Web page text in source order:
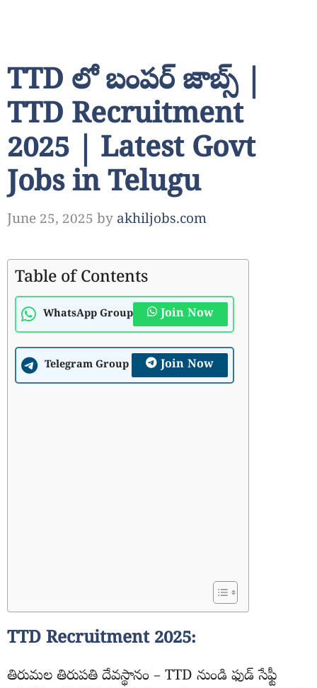
TTD లో బంపర్ జాబ్స్ |
TTD Recruitment
2025 | Latest Govt
Jobs in Telugu
June 25, 2025 by akhiljobs.com
Table of Contents
WhatsApp Group Join Now
Telegram Group Join Now
TTD Recruitment 2025:
తిరుమల తిరుపతి దేవస్థానం – TTD నుండి ఫుడ్ సేఫ్టీ